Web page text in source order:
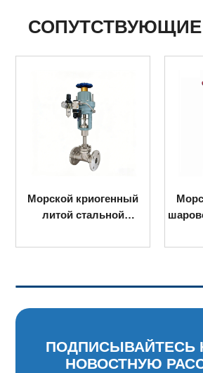
криогенный
клапан
Морской
шаровой
СПГ.
ПОДПИСЫВАЙТЕСЬ
НОВОСТНУЮ